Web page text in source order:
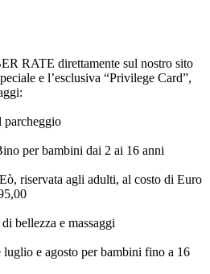
RATE direttamente sul nostro sito
e l’esclusiva “Privilege Card”,
parcheggio
per bambini dai 2 ai 16 anni
riservata agli adulti, al costo di Euro
bellezza e massaggi
luglio e agosto per bambini fino a 16